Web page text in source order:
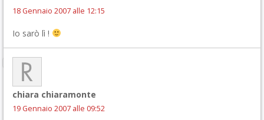
18 Gennaio 2007 alle 12:15
Io sarò lì !
chiara chiaramonte
19 Gennaio 2007 alle 09:52